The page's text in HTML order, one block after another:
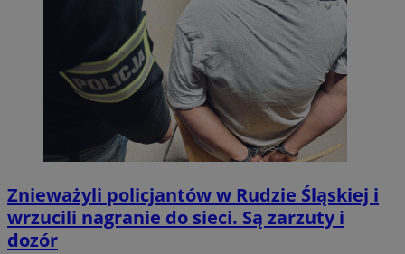
Znieważyli policjantów w Rudzie Śląskiej i
wrzucili nagranie do sieci. Są zarzuty i
dozór